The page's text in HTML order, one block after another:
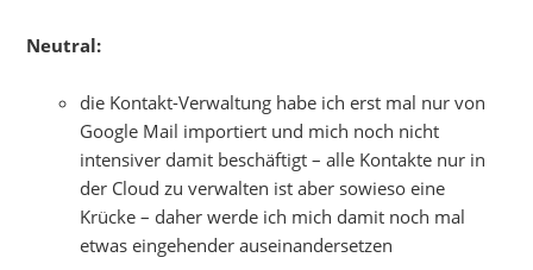
Neutral:
die Kontakt-Verwaltung habe ich erst mal nur von
Google Mail importiert und mich noch nicht
intensiver damit beschäftigt – alle Kontakte nur in
der Cloud zu verwalten ist aber sowieso eine
Krücke – daher werde ich mich damit noch mal
etwas eingehender auseinandersetzen